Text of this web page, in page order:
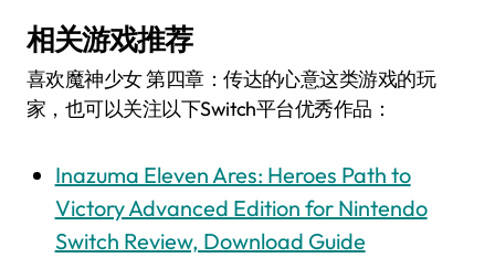
相关游戏推荐
喜欢魔神少女 第四章：传达的心意这类游戏的玩
家，也可以关注以下Switch平台优秀作品：
Inazuma Eleven Ares: Heroes Path to
Victory Advanced Edition for Nintendo
Switch Review, Download Guide